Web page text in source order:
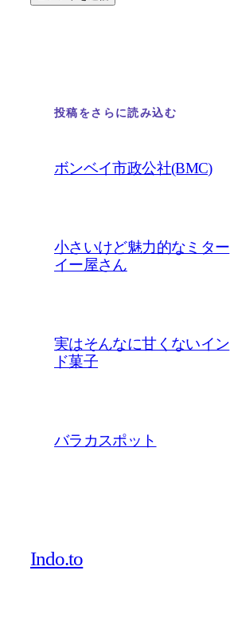
投稿をさらに読み込む
ボンベイ市政公社(BMC)
小さいけど魅力的なミター
イー屋さん
実はそんなに甘くないイン
ド菓子
バラカスポット
Indo.to